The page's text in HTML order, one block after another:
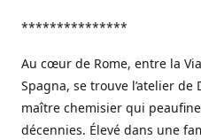
***************
Au cœur de Rome, entre la
Spagna, se trouve l’atelier de
maître chemisier qui
décennies. Élevé dans une